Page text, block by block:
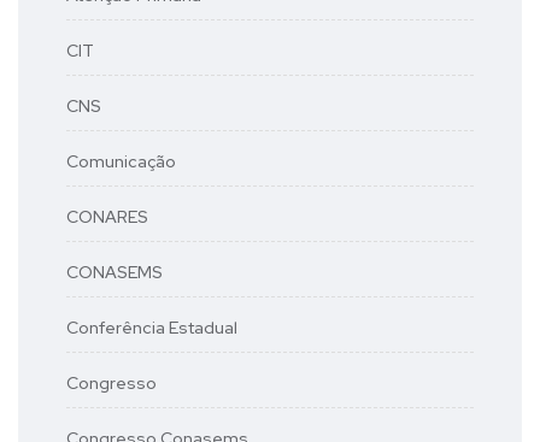
CIT
CNS
Comunicação
CONARES
CONASEMS
Conferência Estadual
Congresso